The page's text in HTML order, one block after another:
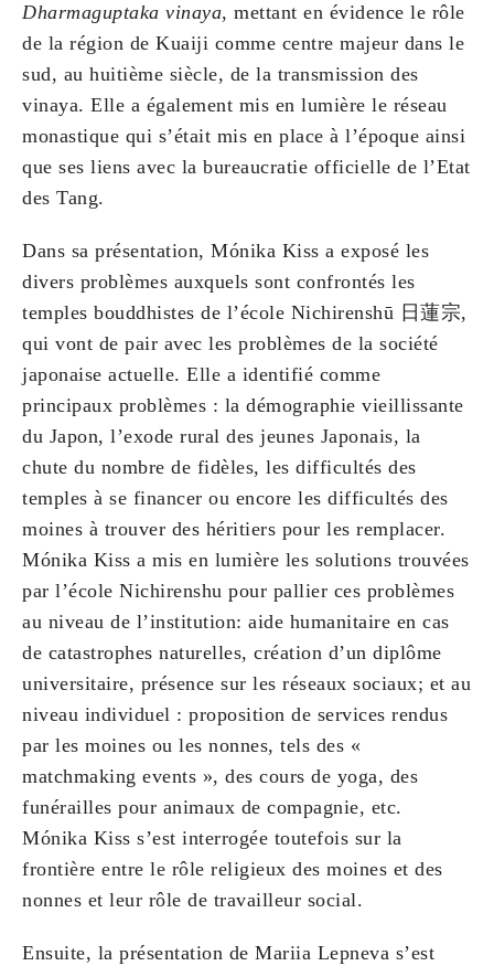
Dharmaguptaka vinaya, mettant en évidence le rôle
de la région de Kuaiji comme centre majeur dans le
sud, au huitième siècle, de la transmission des
vinaya. Elle a également mis en lumière le réseau
monastique qui s’était mis en place à l’époque ainsi
que ses liens avec la bureaucratie officielle de l’Etat
des Tang.
Dans sa présentation, Mónika Kiss a exposé les
divers problèmes auxquels sont confrontés les
temples bouddhistes de l’école Nichirenshū 日蓮宗,
qui vont de pair avec les problèmes de la société
japonaise actuelle. Elle a identifié comme
principaux problèmes : la démographie vieillissante
du Japon, l’exode rural des jeunes Japonais, la
chute du nombre de fidèles, les difficultés des
temples à se financer ou encore les difficultés des
moines à trouver des héritiers pour les remplacer.
Mónika Kiss a mis en lumière les solutions trouvées
par l’école Nichirenshu pour pallier ces problèmes
au niveau de l’institution: aide humanitaire en cas
de catastrophes naturelles, création d’un diplôme
universitaire, présence sur les réseaux sociaux; et au
niveau individuel : proposition de services rendus
par les moines ou les nonnes, tels des «
matchmaking events », des cours de yoga, des
funérailles pour animaux de compagnie, etc.
Mónika Kiss s’est interrogée toutefois sur la
frontière entre le rôle religieux des moines et des
nonnes et leur rôle de travailleur social.
Ensuite, la présentation de Mariia Lepneva s’est